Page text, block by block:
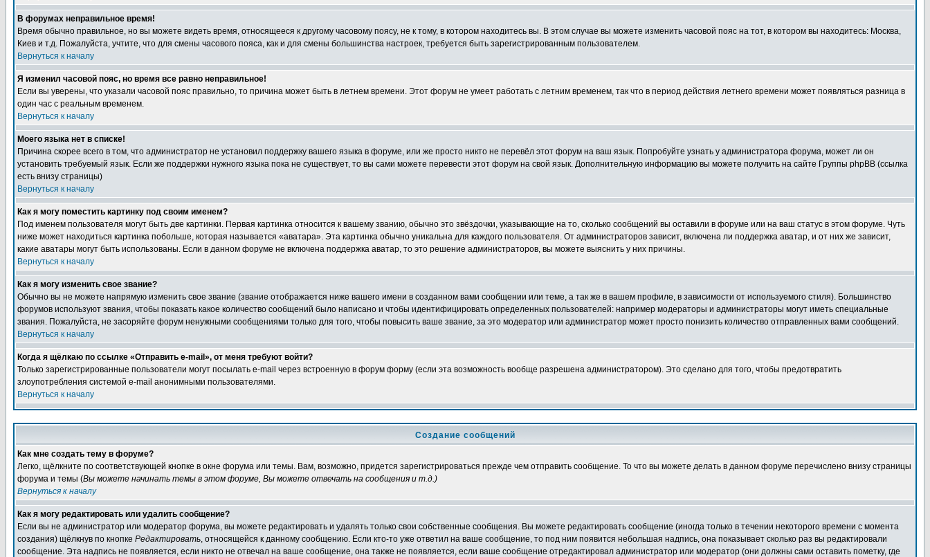
В форумах неправильное время!
Время обычно правильное, но вы можете видеть время, относящееся к другому часовому поясу, не к тому, в котором находитесь вы. В этом случае вы можете изменить часовой пояс на тот, в котором вы находитесь: Москва,
Киев и т.д. Пожалуйста, учтите, что для смены часового пояса, как и для смены большинства настроек, требуется быть зарегистрированным пользователем.
Вернуться к началу
Я изменил часовой пояс, но время все равно неправильное!
Если вы уверены, что указали часовой пояс правильно, то причина может быть в летнем времени. Этот форум не умеет работать с летним временем, так что в период действия летнего времени может появляться разница в
один час с реальным временем.
Вернуться к началу
Моего языка нет в списке!
Причина скорее всего в том, что администратор не установил поддержку вашего языка в форуме, или же просто никто не перевёл этот форум на ваш язык. Попробуйте узнать у администратора форума, может ли он
установить требуемый язык. Если же поддержки нужного языка пока не существует, то вы сами можете перевести этот форум на свой язык. Дополнительную информацию вы можете получить на сайте Группы phpBB (ссылка
есть внизу страницы)
Вернуться к началу
Как я могу поместить картинку под своим именем?
Под именем пользователя могут быть две картинки. Первая картинка относится к вашему званию, обычно это звёздочки, указывающие на то, сколько сообщений вы оставили в форуме или на ваш статус в этом форуме. Чуть
ниже может находиться картинка побольше, которая называется «аватара». Эта картинка обычно уникальна для каждого пользователя. От администраторов зависит, включена ли поддержка аватар, и от них же зависит,
какие аватары могут быть использованы. Если в данном форуме не включена поддержка аватар, то это решение администраторов, вы можете выяснить у них причины.
Вернуться к началу
Как я могу изменить свое звание?
Обычно вы не можете напрямую изменить свое звание (звание отображается ниже вашего имени в созданном вами сообщении или теме, а так же в вашем профиле, в зависимости от используемого стиля). Большинство
форумов используют звания, чтобы показать какое количество сообщений было написано и чтобы идентифицировать определенных пользователей: например модераторы и администраторы могут иметь специальные
звания. Пожалуйста, не засоряйте форум ненужными сообщениями только для того, чтобы повысить ваше звание, за это модератор или администратор может просто понизить количество отправленных вами сообщений.
Вернуться к началу
Когда я щёлкаю по ссылке «Отправить e-mail», от меня требуют войти?
Только зарегистрированные пользователи могут посылать e-mail через встроенную в форум форму (если эта возможность вообще разрешена администратором). Это сделано для того, чтобы предотвратить
злоупотребления системой e-mail анонимными пользователями.
Вернуться к началу
Создание сообщений
Как мне создать тему в форуме?
Легко, щёлкните по соответствующей кнопке в окне форума или темы. Вам, возможно, придется зарегистрироваться прежде чем отправить сообщение. То что вы можете делать в данном форуме перечислено внизу страницы
форума и темы (Вы можете начинать темы в этом форуме, Вы можете отвечать на сообщения и т.д.)
Вернуться к началу
Как я могу редактировать или удалить сообщение?
Если вы не администратор или модератор форума, вы можете редактировать и удалять только свои собственные сообщения. Вы можете редактировать сообщение (иногда только в течении некоторого времени с момента
создания) щёлкнув по кнопке Редактировать, относящейся к данному сообщению. Если кто-то уже ответил на ваше сообщение, то под ним появится небольшая надпись, она показывает сколько раз вы редактировали
сообщение. Эта надпись не появляется, если никто не отвечал на ваше сообщение, она также не появляется, если ваше сообщение отредактировал администратор или модератор (они должны сами оставить пометку, где